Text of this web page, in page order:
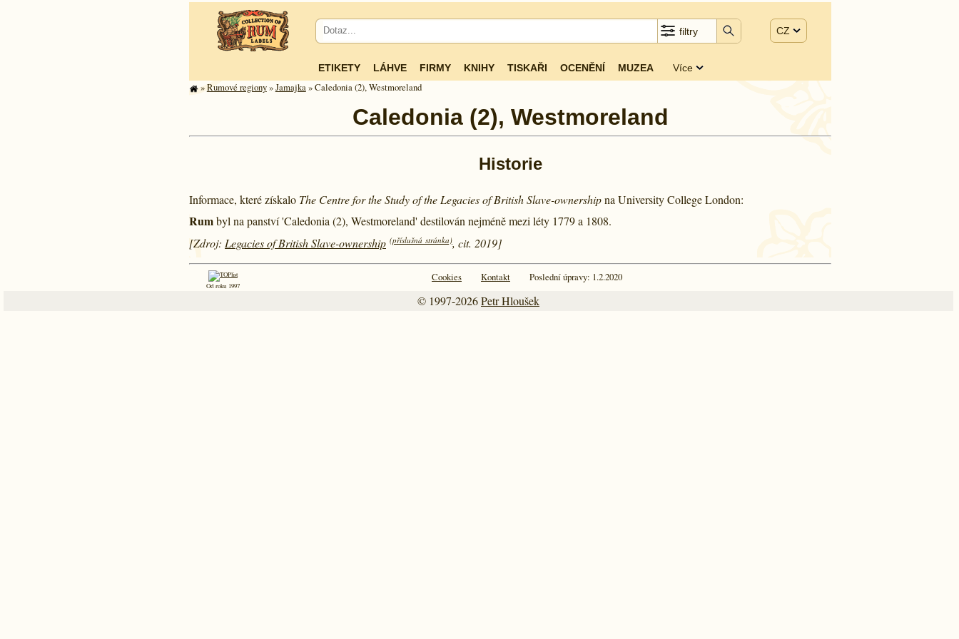
filtry CZ
ETIKETY LÁHVE FIRMY KNIHY TISKAŘI OCENĚNÍ MUZEA Více
»Rumové regiony»Jamajka» Caledonia (2), Westmoreland
Caledonia (2), Westmoreland
Historie
Informace, které získalo The Centre for the Study of the Legacies of British Slave-ownershipna University College London:
Rumbyl na panství 'Caledonia (2), Westmoreland' destilován nejméně mezi léty 1779 a 1808.
[Zdroj: Legacies of British Slave-ownership (příslušná stránka), cit. 2019]
Od roku 1997
Cookies Kontakt Poslední úpravy: 1.2.2020
© 1997-2026Petr Hloušek